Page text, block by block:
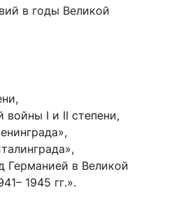
в годы Великой
войны I и II степени,
Германией в Великой
1945 гг.».